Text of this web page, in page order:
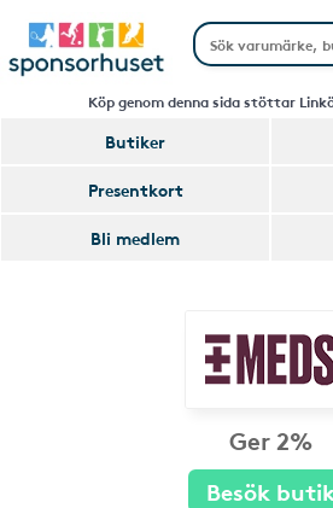
Köp genom denna sida stöttar
Butiker
Presentkort
Bli medlem
Ger 2%
Besök